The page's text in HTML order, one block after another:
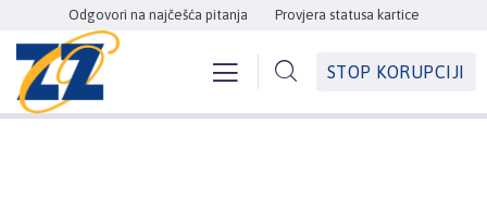
Odgovori na najčešća pitanja Provjera statusa kartice
STOP KORUPCIJI